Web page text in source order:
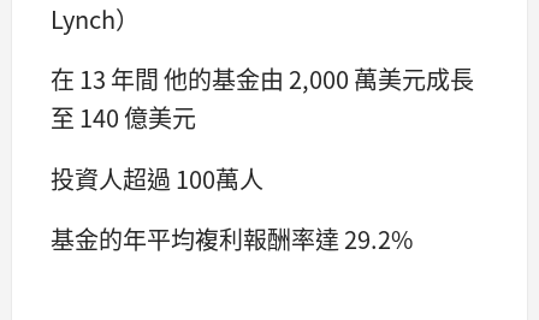
Lynch）
在 13 年間 他的基金由 2,000 萬美元成長
至 140 億美元
投資人超過 100萬人
基金的年平均複利報酬率達 29.2%